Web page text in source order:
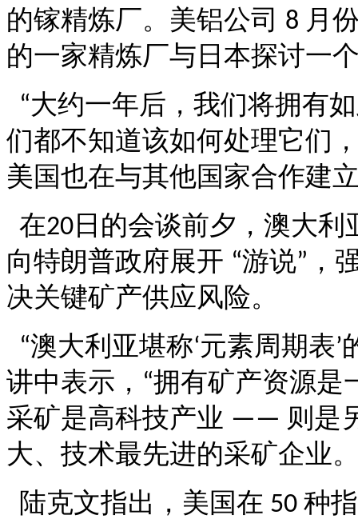
的镓精炼厂。美铝公司 8 月
的一家精炼厂与日本探讨一
“大约一年后，我们将拥有
们都不知道该如何处理它们
美国也在与其他国家合作建
在20 日的会谈前夕，澳大
向特朗普政府展开 “游说” ，
决关键矿产供应风险。
“澳大利亚堪称‘元素周期表’
讲中表示， “拥有矿产资源是
采矿是高科技产业 —— 则是
大、技术最先进的采矿企业
陆克文指出，美国在 50 种